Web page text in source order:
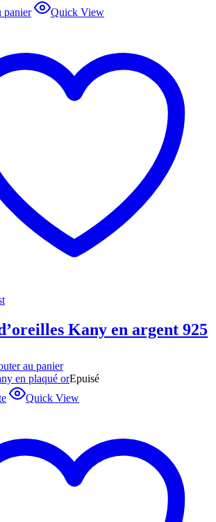
panier
Quick View
Kany en argent 925
au panier
Epuisé
Quick View